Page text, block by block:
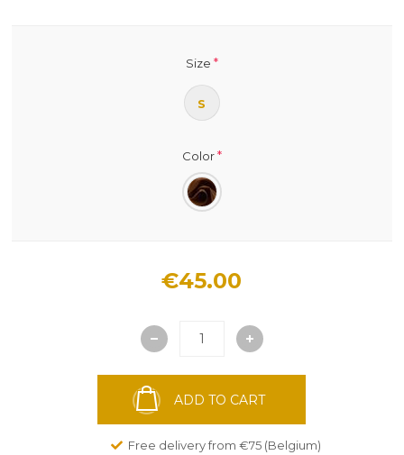
Size *
S
Color*
€45.00
ADD TO CART
Free delivery from €75 (Belgium)